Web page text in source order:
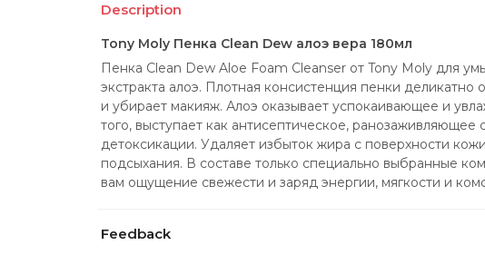
Description
Tony Moly Пенка Clean Dew алоэ вера 180мл
Пенка Clean Dew Aloe Foam Cleanser от Tony Moly для
экстракта алоэ. Плотная консистенция пенки деликатно
и убирает макияж. Алоэ оказывает успокаивающее и
того, выступает как антисептическое, ранозаживляющее
детоксикации. Удаляет избыток жира с поверхности
подсыхания. В составе только специально выбранные
вам ощущение свежести и заряд энергии, мягкости и
Feedback